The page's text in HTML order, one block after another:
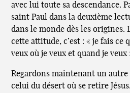
avec lui toute sa descendance.
saint Paul dans la deuxième
dans le monde dès les origines.
cette attitude, c’est : « je fais ce
veux où je veux et quand je veux
Regardons maintenant un
celui du désert où se retire